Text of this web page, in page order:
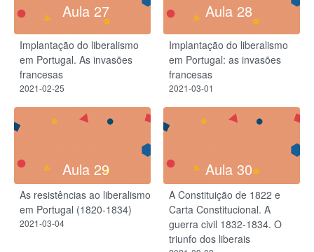
Aula 27
Implantação do liberalismo
em Portugal. As invasões
francesas
2021-02-25
Aula 28
Implantação do liberalismo
em Portugal: as invasões
francesas
2021-03-01
Aula 29
As resistências ao liberalismo
em Portugal (1820-1834)
2021-03-04
Aula 30
A Constituição de 1822 e
Carta Constitucional. A
guerra civil 1832-1834. O
triunfo dos liberais